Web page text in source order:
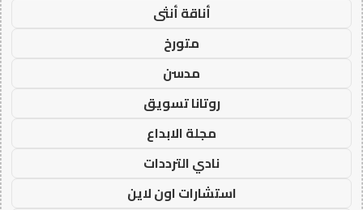
أناقة أنثى
متورخ
مدسن
روتانا تسويق
مجلة الابداع
نادي الترددات
استشارات اون لاين